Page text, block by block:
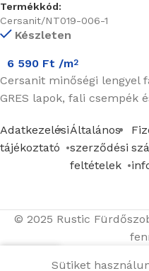
Termékkód:
Cersanit/NT019-006-1
Készleten
6 590 Ft /m2
Cersanit minőségi lengyel
GRES lapok, fali csempék
Adatkezelési
tájékoztató
Általános
szerződési
feltételek
© 2025 Rustic
Sütiket